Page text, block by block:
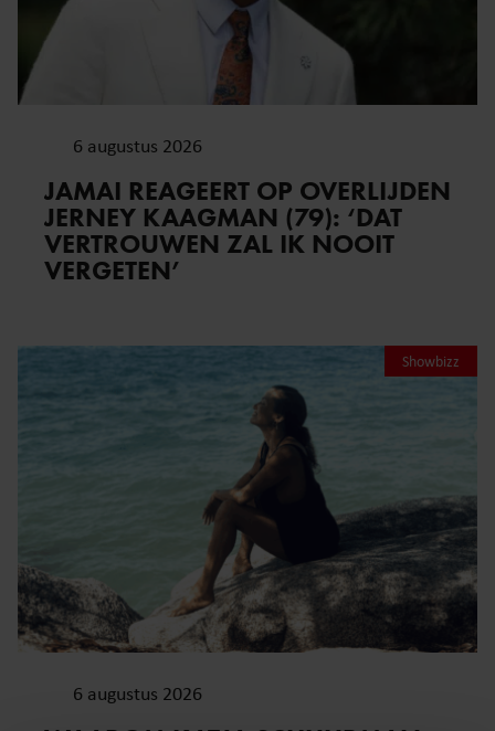
6 augustus 2026
JAMAI REAGEERT OP OVERLIJDEN
JERNEY KAAGMAN (79): ‘DAT
VERTROUWEN ZAL IK NOOIT
VERGETEN’
Showbizz
6 augustus 2026